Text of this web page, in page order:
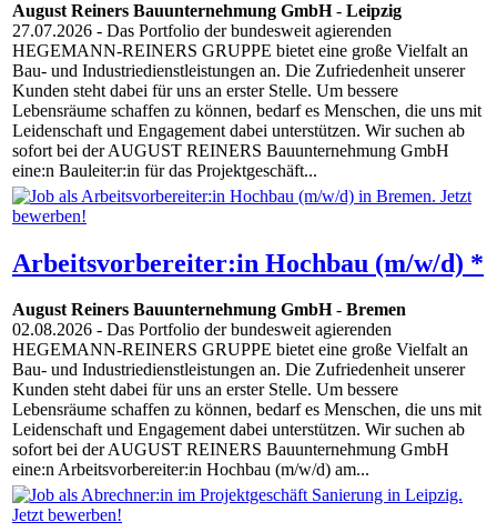
August Reiners Bauunternehmung GmbH- Leipzig
27.07.2026 - Das Portfolio der bundesweit agierenden
HEGEMANN-REINERS GRUPPE bietet eine große Vielfalt an
Bau- und Industriedienstleistungen an. Die Zufriedenheit unserer
Kunden steht dabei für uns an erster Stelle. Um bessere
Lebensräume schaffen zu können, bedarf es Menschen, die uns mit
Leidenschaft und Engagement dabei unterstützen. Wir suchen ab
sofort bei der AUGUST REINERS Bauunternehmung GmbH
eine:n Bauleiter:in für das Projektgeschäft...
Arbeitsvorbereiter:in Hochbau (m/w/d) *
August Reiners Bauunternehmung GmbH- Bremen
02.08.2026 - Das Portfolio der bundesweit agierenden
HEGEMANN-REINERS GRUPPE bietet eine große Vielfalt an
Bau- und Industriedienstleistungen an. Die Zufriedenheit unserer
Kunden steht dabei für uns an erster Stelle. Um bessere
Lebensräume schaffen zu können, bedarf es Menschen, die uns mit
Leidenschaft und Engagement dabei unterstützen. Wir suchen ab
sofort bei der AUGUST REINERS Bauunternehmung GmbH
eine:n Arbeitsvorbereiter:in Hochbau (m/w/d) am...